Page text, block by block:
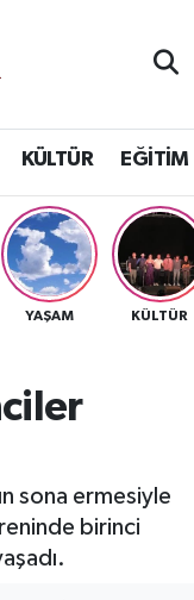
KÜLTÜR EĞİTİM
YAŞAM KÜLTÜR
sona ermesiyle
birinci